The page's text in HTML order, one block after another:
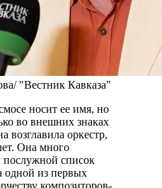
"Вестник Кавказа"
носит ее имя, но
во внешних знаках
возглавила оркестр,
Она много
послужной список
одной из первых